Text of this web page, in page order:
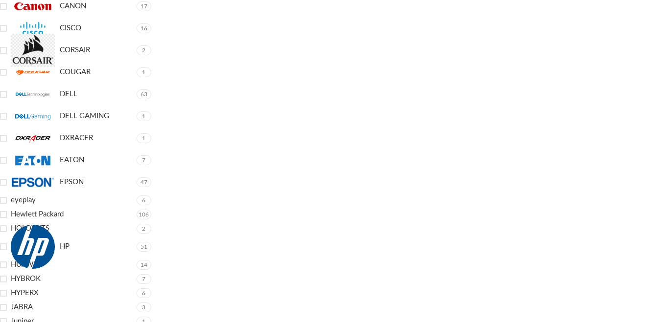
CANON 17
CISCO 16
CORSAIR 2
COUGAR 1
DELL 63
DELL GAMING 1
DXRACER 1
EATON 7
EPSON 47
eyeplay 6
Hewlett Packard 106
HOLOWITS 2
HP 51
HUAWEI 14
HYBROK 7
HYPERX 6
JABRA 3